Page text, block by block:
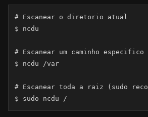
# Escanear o diretorio atual
$ ncdu
# Escanear um caminho especifico
$ ncdu /var
# Escanear toda a raiz (sudo
$ sudo ncdu /